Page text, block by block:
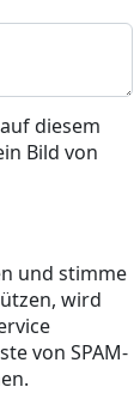
diesem
Bild von
und stimme
wird
von SPAM-